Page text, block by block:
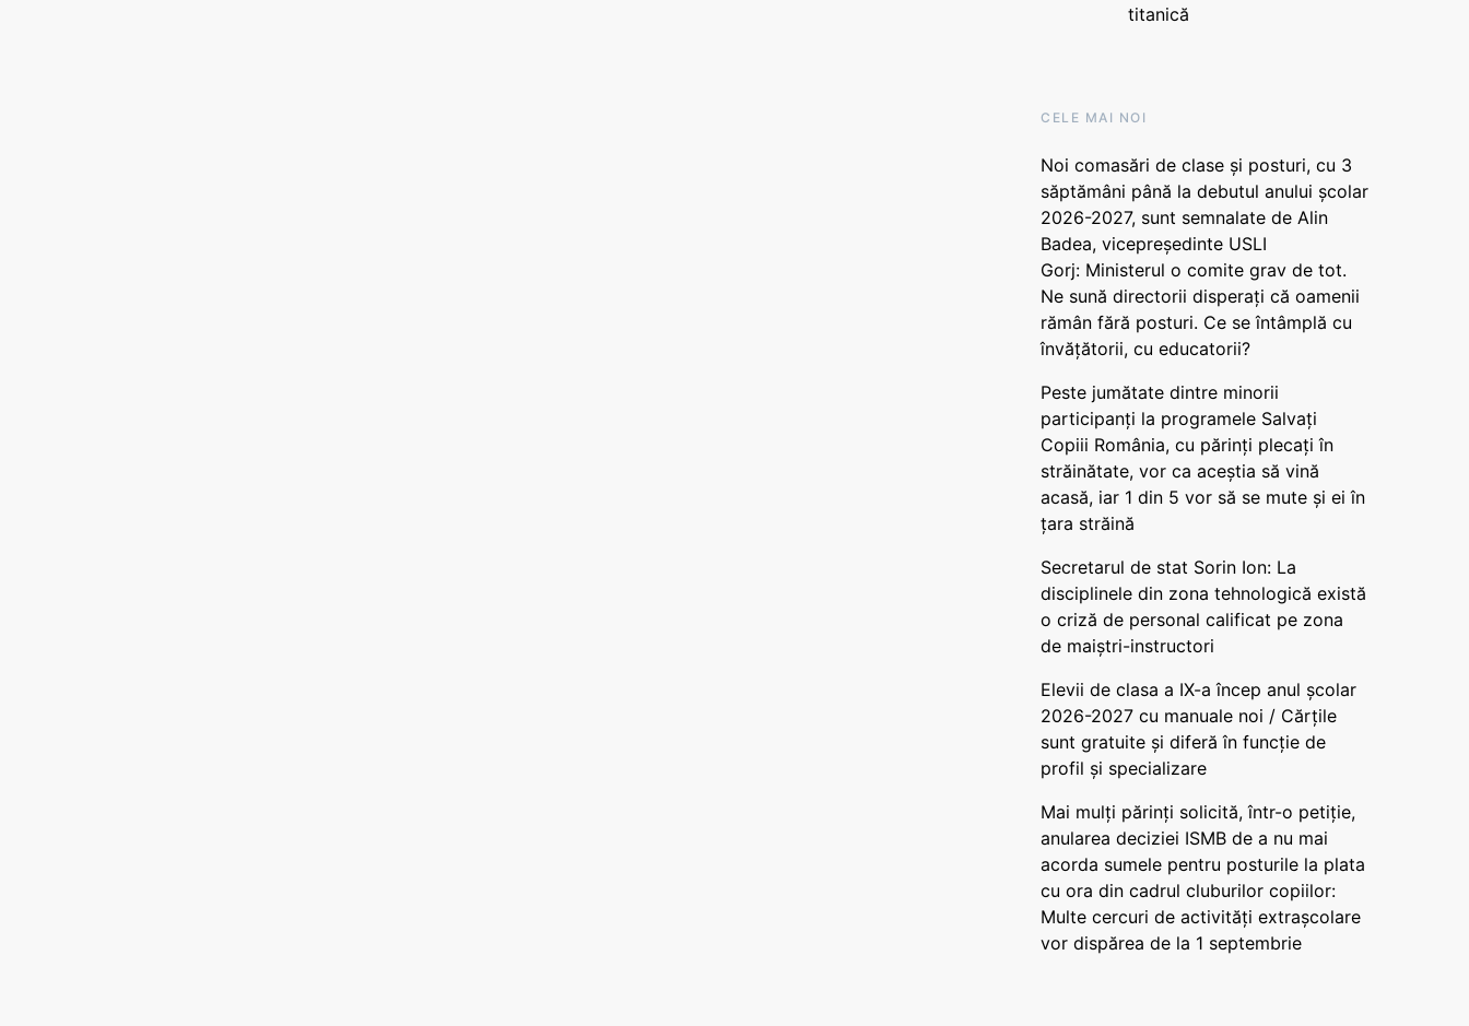
titanică
CELE MAI NOI
Noi comasări de clase și posturi, cu 3
săptămâni până la debutul anului școlar
2026-2027, sunt semnalate de Alin
Badea, vicepreședinte USLI
Gorj: Ministerul o comite grav de tot.
Ne sună directorii disperați că oamenii
rămân fără posturi. Ce se întâmplă cu
învățătorii, cu educatorii?
Peste jumătate dintre minorii
participanți la programele Salvați
Copiii România, cu părinți plecați în
străinătate, vor ca aceștia să vină
acasă, iar 1 din 5 vor să se mute și ei în
țara străină
Secretarul de stat Sorin Ion: La
disciplinele din zona tehnologică există
o criză de personal calificat pe zona
de maiștri-instructori
Elevii de clasa a IX-a încep anul școlar
2026-2027 cu manuale noi / Cărțile
sunt gratuite și diferă în funcție de
profil și specializare
Mai mulți părinți solicită, într-o petiție,
anularea deciziei ISMB de a nu mai
acorda sumele pentru posturile la plata
cu ora din cadrul cluburilor copiilor:
Multe cercuri de activități extrașcolare
vor dispărea de la 1 septembrie